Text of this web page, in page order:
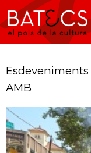
Batecs
AMB